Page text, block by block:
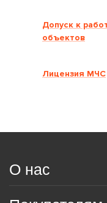
Допуск к
объектов
Лицензия МЧС
О нас